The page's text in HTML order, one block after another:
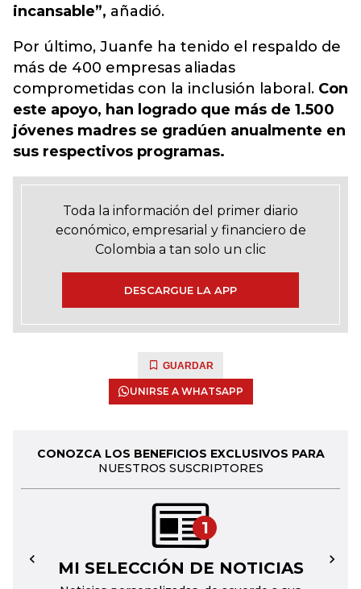
incansable”, añadió.
Por último, Juanfe ha tenido el respaldo de
más de 400 empresas aliadas
comprometidas con la inclusión laboral. Con
este apoyo, han logrado que más de 1.500
jóvenes madres se gradúen anualmente en
sus respectivos programas.
Toda la información del primer diario
económico, empresarial y financiero de
Colombia a tan solo un clic
DESCARGUE LA APP
GUARDAR
UNIRSE A WHATSAPP
CONOZCA LOS BENEFICIOS EXCLUSIVOS PARA
NUESTROS SUSCRIPTORES
1
MI SELECCIÓN DE NOTICIAS
← →